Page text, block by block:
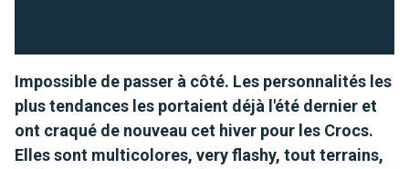
Impossible de passer à côté. Les personnalités les
plus tendances les portaient déjà l'été dernier et
ont craqué de nouveau cet hiver pour les Crocs.
Elles sont multicolores, very flashy, tout terrains,